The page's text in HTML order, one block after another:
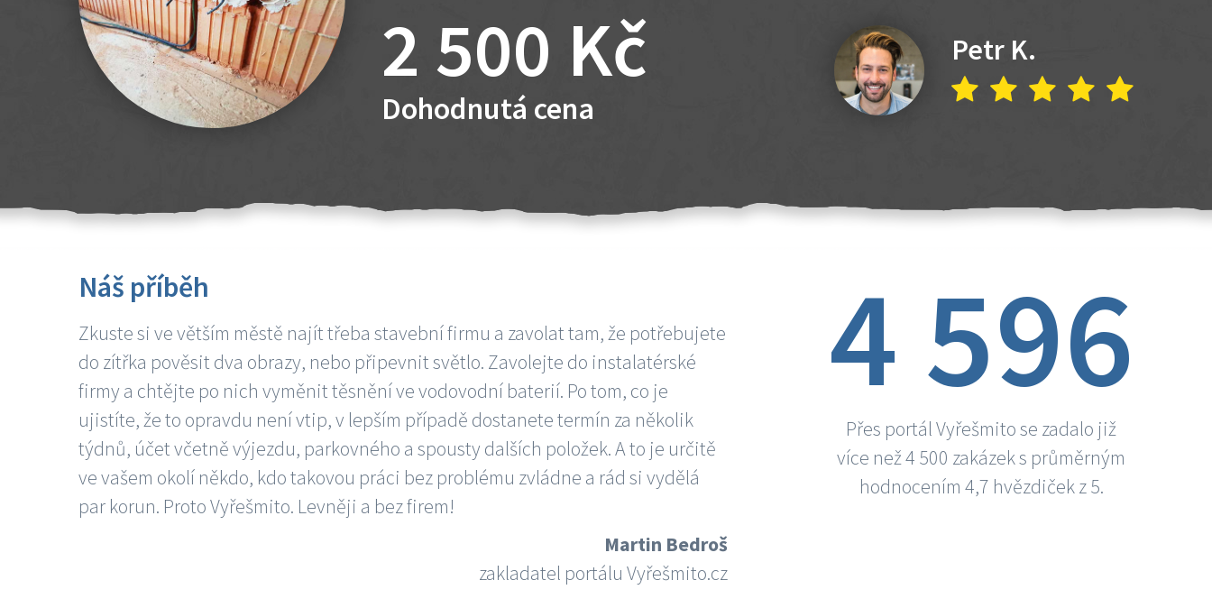
2 500 Kč
Dohodnutá cena
Petr K.
Náš příběh
Zkuste si ve větším městě najít třeba stavební firmu a zavolat tam, že potřebujete
do zítřka pověsit dva obrazy, nebo připevnit světlo. Zavolejte do instalatérské
firmy a chtějte po nich vyměnit těsnění ve vodovodní baterií. Po tom, co je
ujistíte, že to opravdu není vtip, v lepším případě dostanete termín za několik
týdnů, účet včetně výjezdu, parkovného a spousty dalších položek. A to je určitě
ve vašem okolí někdo, kdo takovou práci bez problému zvládne a rád si vydělá
par korun. Proto Vyřešmito. Levněji a bez firem!
Martin Bedroš
zakladatel portálu Vyřešmito.cz
4 596
Přes portál Vyřešmito se zadalo již
více než 4 500 zakázek s průměrným
hodnocením 4,7 hvězdiček z 5.